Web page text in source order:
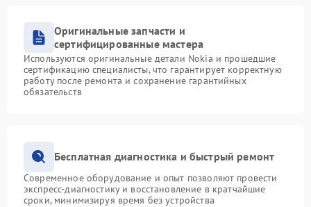
Оригинальные запчасти и
сертифицированные мастера
Используются оригинальные детали Nokia и прошедшие
сертификацию специалисты, что гарантирует корректную
работу после ремонта и сохранение гарантийных
обязательств
Бесплатная диагностика и быстрый ремонт
Современное оборудование и опыт позволяют провести
экспресс-диагностику и восстановление в кратчайшие
сроки, минимизируя время без устройства